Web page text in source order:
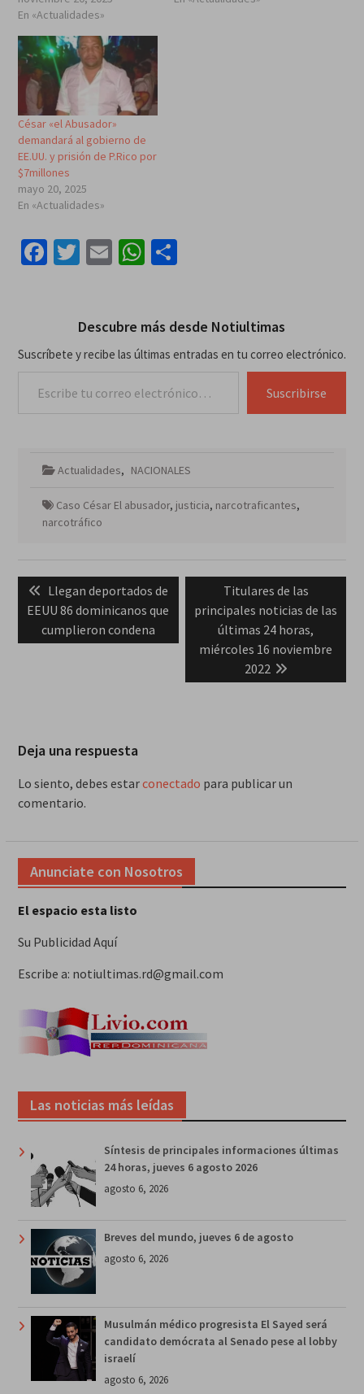
En «Actualidades»
César «el Abusador»
demandará al gobierno de
EE.UU. y prisión de P.Rico por
$7millones
mayo 20, 2025
En «Actualidades»
Facebook
Twitter
EmailWhatsApp
Compartir
Descubre más desde Notiultimas
Suscríbete y recibe las últimas entradas en tu correo electrónico.
Suscribirse
Actualidades, NACIONALES
Caso César El abusador, justicia, narcotraficantes,
narcotráfico
Navegación
de
entradas
Previous
post:
Llegan deportados de
EEUU 86 dominicanos que
cumplieron condena
Next
post:
Titulares de las
principales noticias de las
últimas 24 horas,
miércoles 16 noviembre
2022
Deja una respuesta
Lo siento, debes estarconectado para publicar un
comentario.
Anunciate con Nosotros
El espacio esta listo
Su Publicidad Aquí
Escribe a: notiultimas.rd@gmail.com
Las noticias más leídas
Síntesis de principales informaciones últimas
24 horas, jueves 6 agosto 2026
agosto 6, 2026
Breves del mundo, jueves 6 de agosto
agosto 6, 2026
Musulmán médico progresista El Sayed será
candidato demócrata al Senado pese al lobby
israelí
agosto 6, 2026